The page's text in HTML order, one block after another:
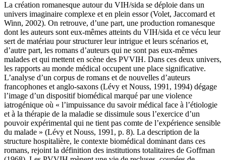
La création romanesque autour du VIH/sida se déploie dans un
univers imaginaire complexe et en plein essor (Volet, Jaccomard et
Winn, 2002). On retrouve, d’une part, une production romanesque
dont les auteurs sont eux-mêmes atteints du VIH/sida et ce vécu leur
sert de matériau pour structurer leur intrigue et leurs scénarios et,
d’autre part, les romans d’auteurs qui ne sont pas eux-mêmes
malades et qui mettent en scène des PVVIH. Dans ces deux univers,
les rapports au monde médical occupent une place significative.
L’analyse d’un corpus de romans et de nouvelles d’auteurs
francophones et anglo-saxons (Lévy et Nouss, 1991, 1994) dégage
l’image d’un dispositif biomédical marqué par une violence
iatrogénique où « l’impuissance du savoir médical face à l’étiologie
et à la thérapie de la maladie se dissimule sous l’exercice d’un
pouvoir expérimental qui ne tient pas comte de l’expérience sensible
du malade » (Lévy et Nouss, 1991, p. 8). La description de la
structure hospitalière, le contexte biomédical dominant dans ces
romans, rejoint la définition des institutions totalitaires de Goffman